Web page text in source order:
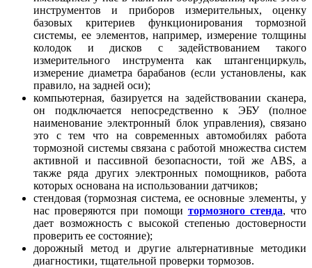
инструментов и приборов измерительных, оценку
базовых критериев функционирования тормозной
системы, ее элементов, например, измерение толщины
колодок и дисков с задействованием такого
измерительного инструмента как штангенциркуль,
измерение диаметра барабанов (если установлены, как
правило, на задней оси);
компьютерная, базируется на задействовании сканера,
он подключается непосредственно к ЭБУ (полное
наименование электронный блок управления), связано
это с тем что на современных автомобилях работа
тормозной системы связана с работой множества систем
активной и пассивной безопасности, той же ABS, а
также ряда других электронных помощников, работа
которых основана на использовании датчиков;
стендовая (тормозная система, ее основные элементы, у
нас проверяются при помощи тормозного стенда, что
дает возможность с высокой степенью достоверности
проверить ее состояние);
дорожный метод и другие альтернативные методики
диагностики, тщательной проверки тормозов.